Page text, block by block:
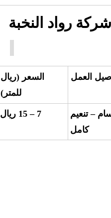
رواد النخبة
العمل
السعر (ريال
للمتر)
– تنعيم
كامل
7 – 15 ريال